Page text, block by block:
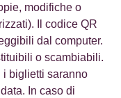
modifiche o
Il codice QR
dal computer.
o scambiabili.
i biglietti saranno
In caso di